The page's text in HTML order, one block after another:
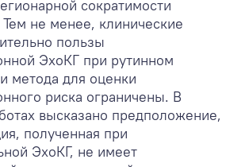
сократимости
не менее, клинические
пользы
ЭхоКГ при рутинном
метода для оценки
риска ограничены. В
высказано предположение,
полученная при
ЭхоКГ, не имеет